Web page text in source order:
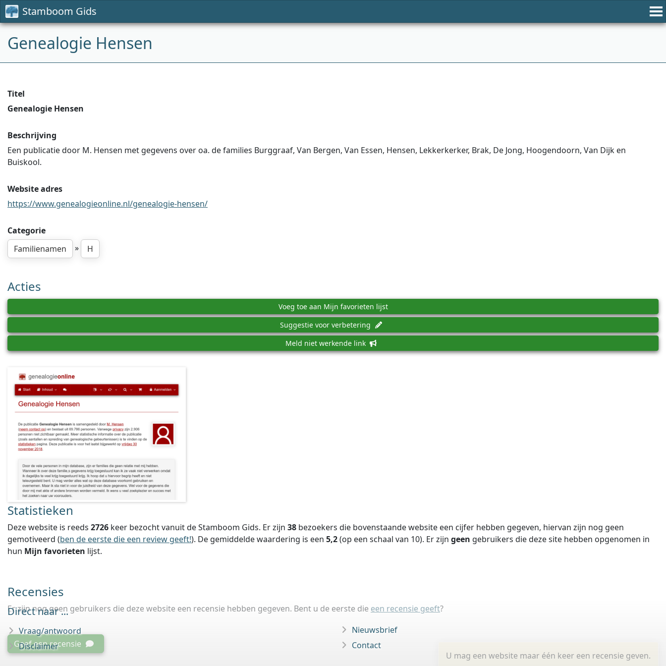
Stamboom Gids
Genealogie Hensen
Titel
Genealogie Hensen
Beschrijving
Een publicatie door M. Hensen met gegevens over oa. de families Burggraaf, Van Bergen, Van Essen, Hensen, Lekkerkerker, Brak, De Jong, Hoogendoorn, Van Dijk en
Buiskool.
Website adres
https://www.genealogieonline.nl/genealogie-hensen/
Categorie
Familienamen
» H
Acties
Voeg toe aan Mijn favorieten lijst
Suggestie voor verbetering
Meld niet werkende link
Statistieken
Deze website is reeds 2726 keer bezocht vanuit de Stamboom Gids. Er zijn 38 bezoekers die bovenstaande website een cijfer hebben gegeven, hiervan zijn nog geen
gemotiveerd (ben de eerste die een review geeft!). De gemiddelde waardering is een 5,2(op een schaal van 10). Er zijn geen gebruikers die deze site hebben opgenomen in
hun Mijn favorieten lijst.
Recensies
Er zijn nog geen gebruikers die deze website een recensie hebben gegeven. Bent u de eerste die een recensie geeft?
U mag een website maar één keer een recensie geven.
Geef een recensie
Direct naar ...
Vraag/antwoord
Disclaimer
Nieuwsbrief
Contact